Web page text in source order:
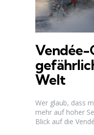
Vendée-
Welt
Wer glaub, dass
mehr auf hoher
Blick auf die